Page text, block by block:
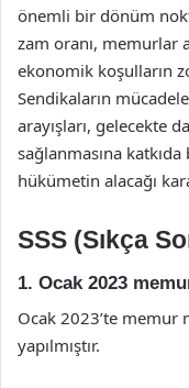
önemli bir dönüm
zam oranı, memurlar
ekonomik koşulların
Sendikaların
arayışları, gelecekte
sağlanmasına
hükümetin alacağı
SSS (Sıkça
1. Ocak 2023
Ocak 2023’te memur
yapılmıştır.